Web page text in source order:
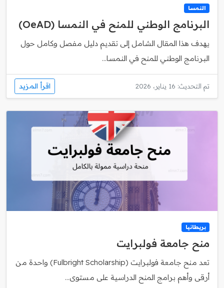
النمسا
البرنامج الوطني للمنح في النمسا (OeAD)
يهدف هذا المقال الشامل إلى تقديم دليل مفصل وكامل حول
البرنامج الوطني للمنح في النمسا...
تم التحديث: 16 يناير، 2026 اقرأ المزيد
بريطانيا
منح جامعة فولبرايت
تعد منح جامعة فولبرايت (Fulbright Scholarship) واحدة من
أرقى وأهم برامج المنح الدراسية على مستوى...